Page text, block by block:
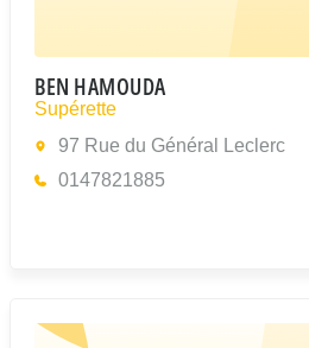
BEN HAMOUDA
Supérette
97 Rue du Général Leclerc
0147821885